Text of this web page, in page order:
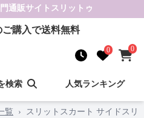
通販サイト スリットゥ
ご購入で送料無料
0 0
検索 人気ランキング
覧 › スリットスカート サイドスリ